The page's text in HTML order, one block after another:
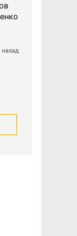
назад